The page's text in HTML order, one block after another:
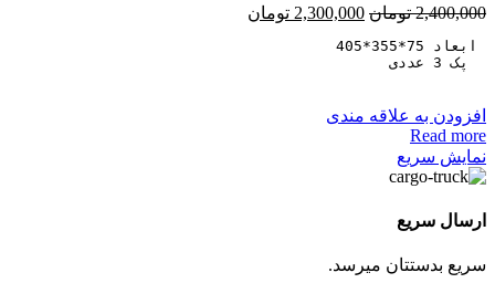
2,400,000 تومان 2,300,000 تومان
  پک 3 عددی
افزودن به علاقه مندی
Read more
نمایش سریع
ارسال سریع
سریع بدستتان میرسد.